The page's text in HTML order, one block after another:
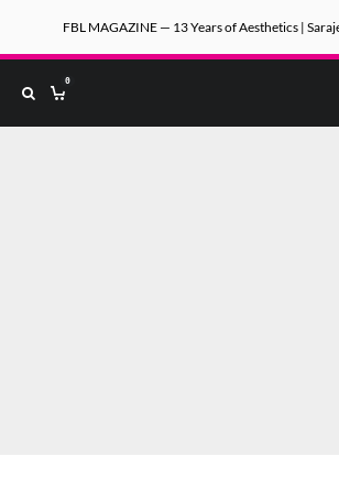
FBL MAGAZINE — 13 Years of Aesthetics |
0